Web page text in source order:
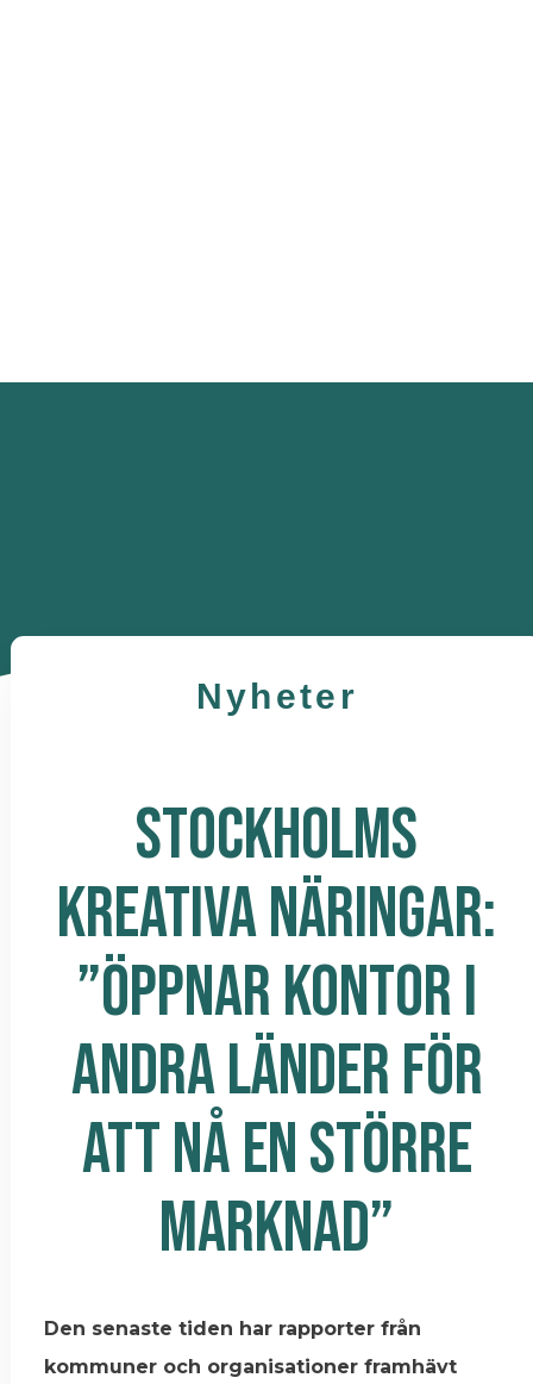
Nyheter
STOCKHOLMS
KREATIVA NÄRINGAR:
”ÖPPNAR KONTOR I
ANDRA LÄNDER FÖR
ATT NÅ EN STÖRRE
MARKNAD”
Den senaste tiden har rapporter från
kommuner och organisationer framhävt